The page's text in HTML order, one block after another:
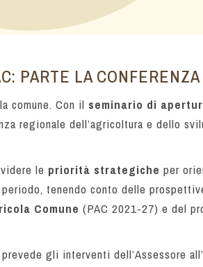
PARTE LA
comune. Con il seminario di
regionale dell’agricoltura e dello
le priorità strategiche per
tenendo conto delle
Comune (PAC 2021-27) e del
gli interventi dell’Assessore